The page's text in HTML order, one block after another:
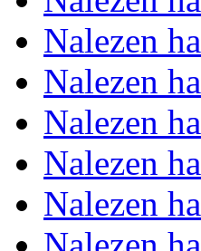
Nalezen
Nalezen
Nalezen
Nalezen
Nalezen